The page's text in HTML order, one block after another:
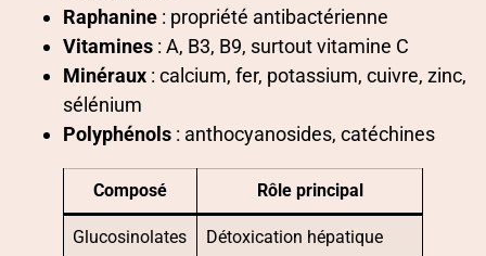
Raphanine : propriété antibactérienne
Vitamines : A, B3, B9, surtout vitamine C
Minéraux : calcium, fer, potassium, cuivre, zinc,
sélénium
Polyphénols : anthocyanosides, catéchines
Composé Rôle principal
Glucosinolates Détoxication hépatique